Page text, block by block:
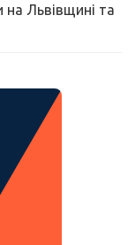
на Львівщині та